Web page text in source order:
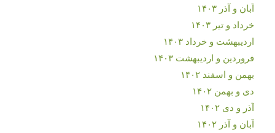
آبان و آذر ۱۴۰۳
خرداد و تیر ۱۴۰۳
اردیبهشت و خرداد ۱۴۰۳
فروردین و اردیبهشت ۱۴۰۳
بهمن و اسفند ۱۴۰۲
دی و بهمن ۱۴۰۲
آذر و دی ۱۴۰۲
آبان و آذر ۱۴۰۲